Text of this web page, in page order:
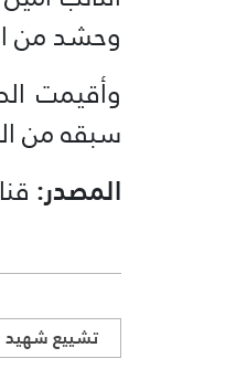
وحشد من
وأقيمت
سبقه من
المصدر:
تشييع شهيد